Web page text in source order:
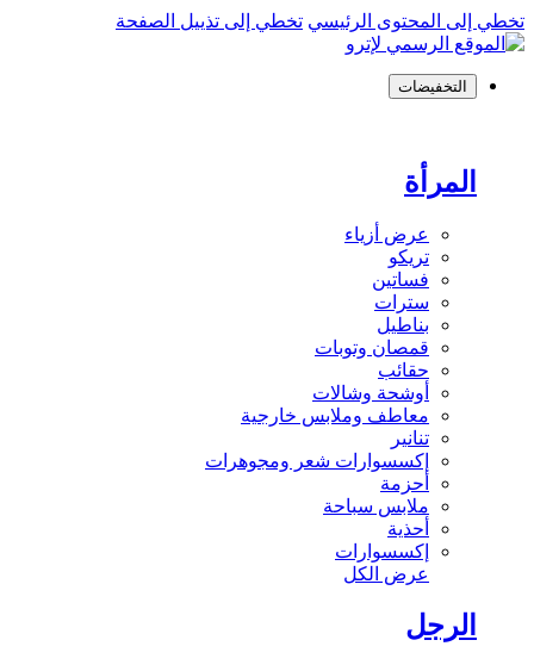
تخطي إلى المحتوى الرئيسي تخطي إلى تذييل الصفحة
التخفيضات
المرأة
عرض أزياء
تريكو
فساتين
سترات
بناطيل
قمصان وتوبات
حقائب
أوشحة وشالات
معاطف وملابس خارجية
تنانير
إكسسوارات شعر ومجوهرات
أحزمة
ملابس سباحة
أحذية
إكسسوارات
عرض الكل
الرجل